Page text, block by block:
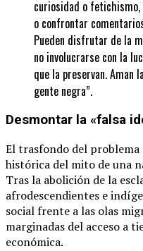
curiosidad o
o confrontar
Pueden disfrutar de la
no involucrarse con la
que la preservan. Aman
gente negra”.
Desmontar la «falsa
El trasfondo del
histórica del mito de una
Tras la abolición de la
afrodescendientes e
social frente a las olas
marginadas del acceso a
económica.